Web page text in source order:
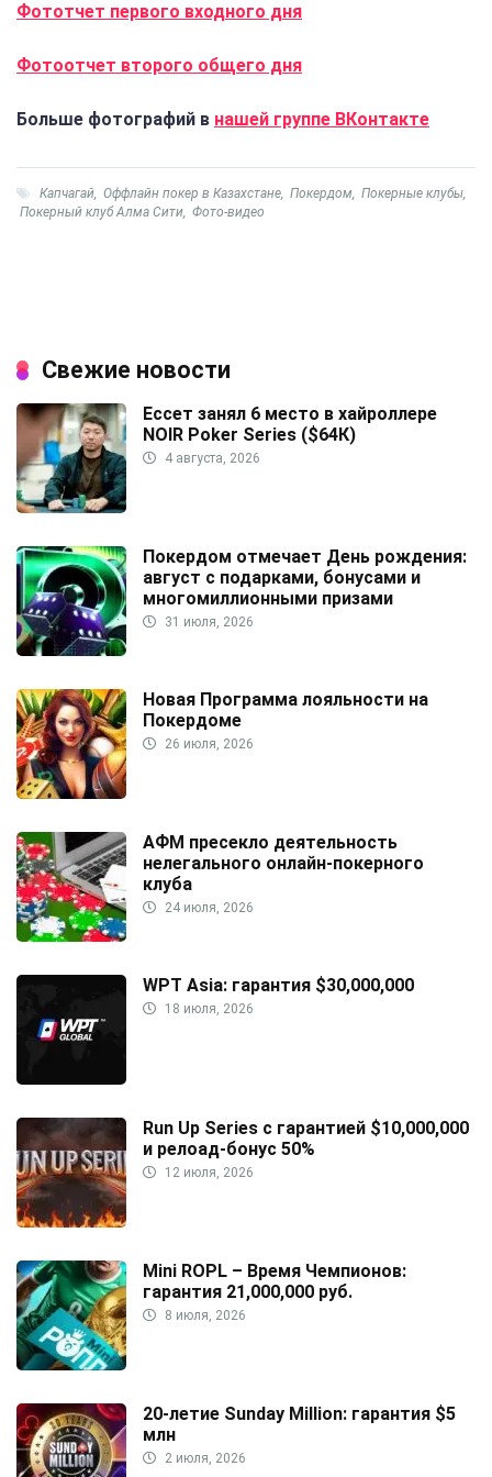
Фототчет первого входного дня
Фотоотчет второго общего дня
Больше фотографий в нашей группе ВКонтакте
Капчагай, Оффлайн покер в Казахстане, Покердом, Покерные клубы,
Покерный клуб Алма Сити, Фото-видео
Свежие новости
Ессет занял 6 место в хайроллере
NOIR Poker Series ($64К)
4 августа, 2026
Покердом отмечает День рождения:
август с подарками, бонусами и
многомиллионными призами
31 июля, 2026
Новая Программа лояльности на
Покердоме
26 июля, 2026
АФМ пресекло деятельность
нелегального онлайн-покерного
клуба
24 июля, 2026
WPT Asia: гарантия $30,000,000
18 июля, 2026
Run Up Series с гарантией $10,000,000
и релоад-бонус 50%
12 июля, 2026
Mini ROPL – Время Чемпионов:
гарантия 21,000,000 руб.
8 июля, 2026
20-летие Sunday Million: гарантия $5
млн
2 июля, 2026